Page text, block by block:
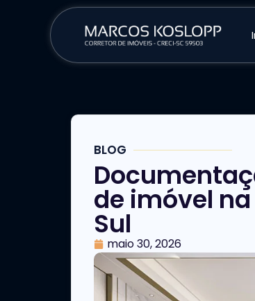
BLOG
de imóvel
Sul
maio 30, 2026